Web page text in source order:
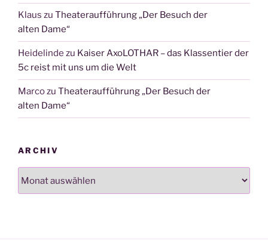
Klaus zu Theateraufführung „Der Besuch der
alten Dame“
Heidelinde zu Kaiser AxoLOTHAR – das Klassentier der
5c reist mit uns um die Welt
Marcozu Theateraufführung „Der Besuch der
alten Dame“
ARCHIV